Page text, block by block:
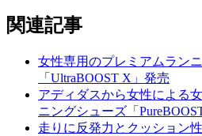
関連記事
女性専用のプレミアムラン
「UltraBOOST X」発売
アディダスから女性による
ニングシューズ「
走りに反発力とクッション